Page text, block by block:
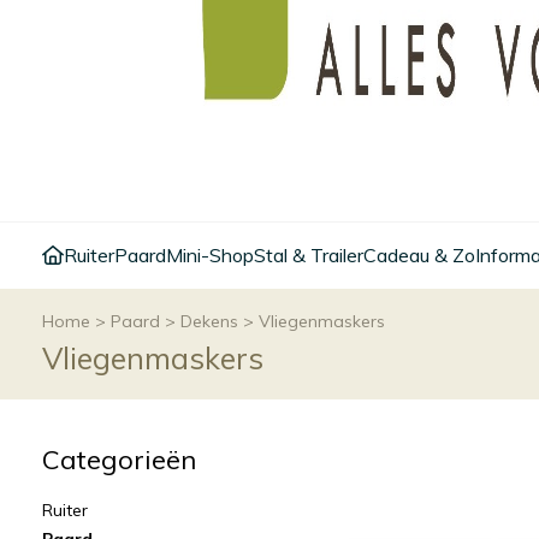
RuiterPaardMini-ShopStal & TrailerCadeau & Zo
Home > Paard > Dekens > Vliegenmaskers
Vliegenmaskers
Categorieën
Ruiter